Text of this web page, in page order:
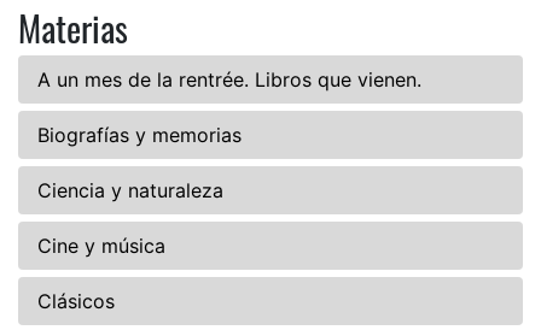
Materias
A un mes de la rentrée. Libros que vienen.
Biografías y memorias
Ciencia y naturaleza
Cine y música
Clásicos